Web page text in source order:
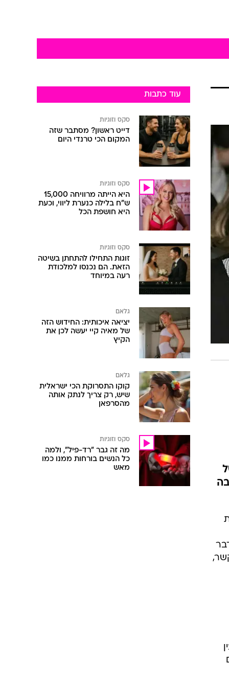
בקשר,
ששודר ברשת 13. בין
עוד כתבות
סקס וזוגיות
דייט ראשון? מסתבר שזה
המקום הכי טרנדי היום
סקס וזוגיות
היא הייתה מרוויחה 15,000
ש"ח בלילה כנערת ליווי, וכעת
היא חושפת הכל
סקס וזוגיות
זוגות התחילו להתחתן בשיטה
הזאת. הם נכנסו למלכודת
רעה במיוחד
גלאם
יציאה איכותית: החידוש הזה
של מאיה קיי יעשה לכן את
הקיץ
גלאם
קוקו התסרוקת הכי ישראלית
שיש, רק צריך לנתק אותה
מהסרפאן
סקס וזוגיות
מה זה גבר "רד-פיל", ולמה
כל הנשים בורחות ממנו כמו
מאש